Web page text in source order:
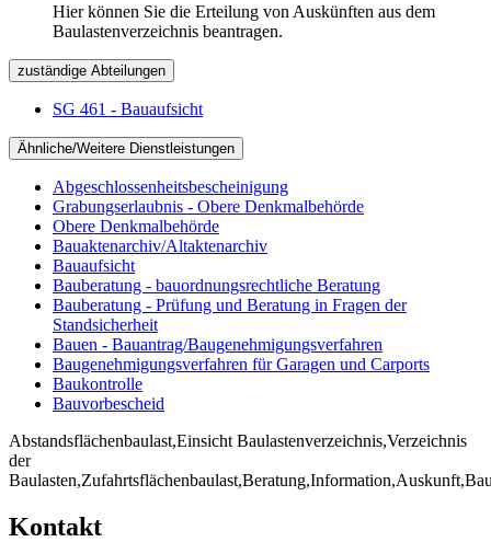
Hier können Sie die Erteilung von Auskünften aus dem
Baulastenverzeichnis beantragen.
zuständige Abteilungen
SG 461 - Bauaufsicht
Ähnliche/Weitere Dienstleistungen
Abgeschlossenheitsbescheinigung
Grabungserlaubnis - Obere Denkmalbehörde
Obere Denkmalbehörde
Bauaktenarchiv/Altaktenarchiv
Bauaufsicht
Bauberatung - bauordnungsrechtliche Beratung
Bauberatung - Prüfung und Beratung in Fragen der
Standsicherheit
Bauen - Bauantrag/Baugenehmigungsverfahren
Baugenehmigungsverfahren für Garagen und Carports
Baukontrolle
Bauvorbescheid
Abstandsflächenbaulast,Einsicht Baulastenverzeichnis,Verzeichnis
der
Kontakt